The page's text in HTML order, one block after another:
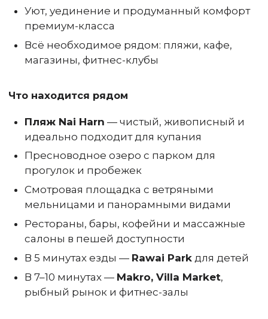
Уют, уединение и продуманный комфорт
премиум-класса
Всё необходимое рядом: пляжи, кафе,
магазины, фитнес-клубы
Что находится рядом
Пляж Nai Harn — чистый, живописный и
идеально подходит для купания
Пресноводное озеро с парком для
прогулок и пробежек
Смотровая площадка с ветряными
мельницами и панорамными видами
Рестораны, бары, кофейни и массажные
салоны в пешей доступности
В 5 минутах езды — Rawai Parkдля детей
В 7–10 минутах — Makro, Villa Market,
рыбный рынок и фитнес-залы